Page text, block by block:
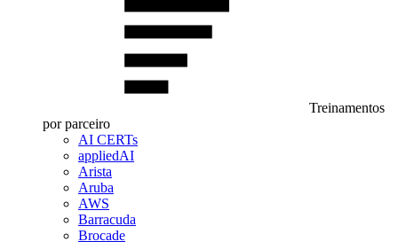
Treinamentos
por parceiro
AI CERTs
appliedAI
Arista
Aruba
AWS
Barracuda
Brocade